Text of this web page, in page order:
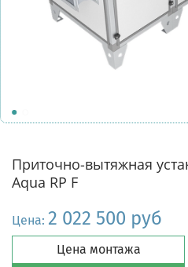
Приточно-вытяжная
Aqua RP F
Цена: 2 022 500 руб
Цена монтажа